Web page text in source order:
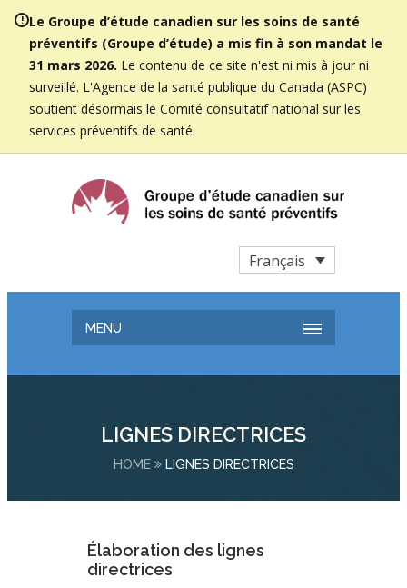
Le Groupe d’étude canadien sur les soins de santé
préventifs (Groupe d’étude) a mis fin à son mandat le
31 mars 2026. Le contenu de ce site n'est ni mis à jour ni
surveillé. L'Agence de la santé publique du Canada (ASPC)
soutient désormais le Comité consultatif national sur les
services préventifs de santé.
Français
MENU
LIGNES DIRECTRICES
HOME LIGNES DIRECTRICES
Élaboration des lignes
directrices